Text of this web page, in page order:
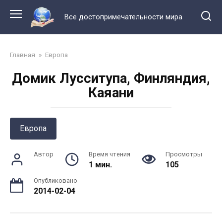
контенту
Все достопримечательности мира
Главная » Европа
Домик Лусситупа, Финляндия,
Каяани
Европа
Автор Время чтения
1 мин.
Просмотры
105
Опубликовано
2014-02-04